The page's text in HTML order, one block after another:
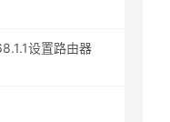
设置路由器